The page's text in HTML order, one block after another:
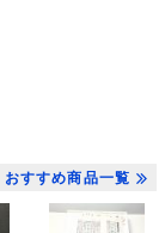
おすすめ商品一覧